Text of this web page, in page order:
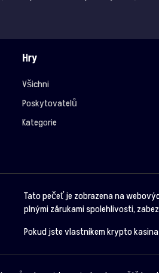
Hry
Všichni
Poskytovatelů
Kategorie
Tato pečeť je zobrazena na
plnými zárukami spolehlivosti,
Pokud jste vlastníkem krypto